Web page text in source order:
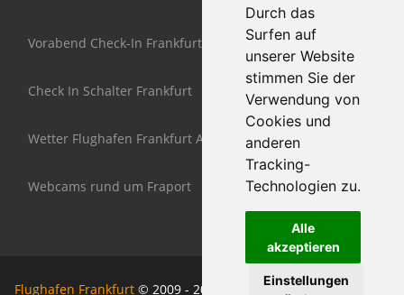
Durch das
Surfen auf
unserer Website
stimmen Sie der
Verwendung von
Cookies und
anderen
Tracking-
Technologien zu.
Alle
akzeptieren
Einstellungen
Vorabend Check-In Frankfurt
Check In Schalter Frankfurt
Wetter Flughafen Frankfurt Airport
Webcams rund um Fraport
Flughafen Frankfurt © 2009 - 2026 www.Airport-Frankfurt-am-